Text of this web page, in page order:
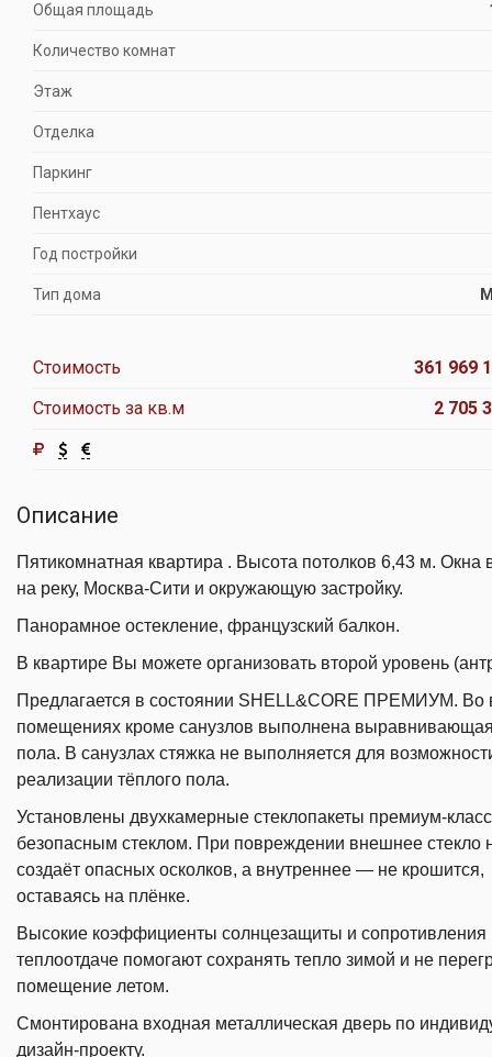
Общая площадь
Количество комнат
Этаж
Отделка
Паркинг
Пентхаус
Год постройки
Тип дома
Стоимость
361 969
Стоимость за кв.м
2 705
Описание
Пятикомнатная квартира . Высота потолков 6,43 м. Окна
на реку, Москва-Сити и окружающую застройку.
Панорамное остекление, французский балкон.
В квартире Вы можете организовать второй уровень
Предлагается в состоянии SHELL&CORE ПРЕМИУМ. Во
помещениях кроме санузлов выполнена
пола. В санузлах стяжка не выполняется для
реализации тёплого пола.
Установлены двухкамерные стеклопакеты премиум-
безопасным стеклом. При повреждении внешнее стекло
создаёт опасных осколков, а внутреннее — не крошится,
оставаясь на плёнке.
Высокие коэффициенты солнцезащиты и сопротивления
теплоотдаче помогают сохранять тепло зимой и не
помещение летом.
Смонтирована входная металлическая дверь по
дизайн-проекту.